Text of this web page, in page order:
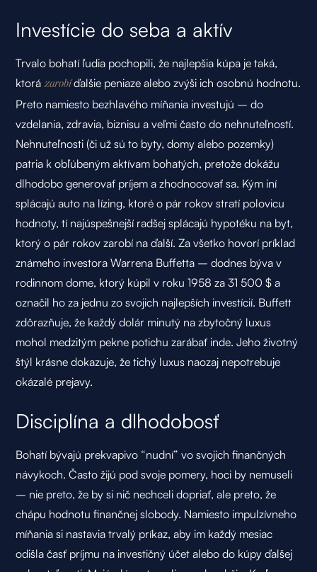
Investície do seba a aktív
Trvalo bohatí ľudia pochopili, že najlepšia kúpa je taká,
ktorá zarobíďalšie peniaze alebo zvýši ich osobnú hodnotu.
Preto namiesto bezhlavého míňania investujú – do
vzdelania, zdravia, biznisu a veľmi často do nehnuteľností.
Nehnuteľnosti (či už sú to byty, domy alebo pozemky)
patria k obľúbeným aktívam bohatých, pretože dokážu
dlhodobo generovať príjem a zhodnocovať sa. Kým iní
splácajú auto na lízing, ktoré o pár rokov stratí polovicu
hodnoty, tí najúspešnejší radšej splácajú hypotéku na byt,
ktorý o pár rokov zarobí na ďalší. Za všetko hovorí príklad
známeho investora Warrena Buffetta – dodnes býva v
rodinnom dome, ktorý kúpil v roku 1958 za 31 500 $ a
označil ho za jednu zo svojich najlepších investícií. Buffett
zdôrazňuje, že každý dolár minutý na zbytočný luxus
mohol medzitým pekne potichu zarábať inde. Jeho životný
štýl krásne dokazuje, že tichý luxus naozaj nepotrebuje
okázalé prejavy.
Disciplína a dlhodobosť
Bohatí bývajú prekvapivo “nudní” vo svojich finančných
návykoch. Často žijú pod svoje pomery, hoci by nemuseli
– nie preto, že by si nič nechceli dopriať, ale preto, že
chápu hodnotu finančnej slobody. Namiesto impulzívneho
míňania si nastavia trvalý príkaz, aby im každý mesiac
odišla časť príjmu na investičný účet alebo do kúpy ďalšej